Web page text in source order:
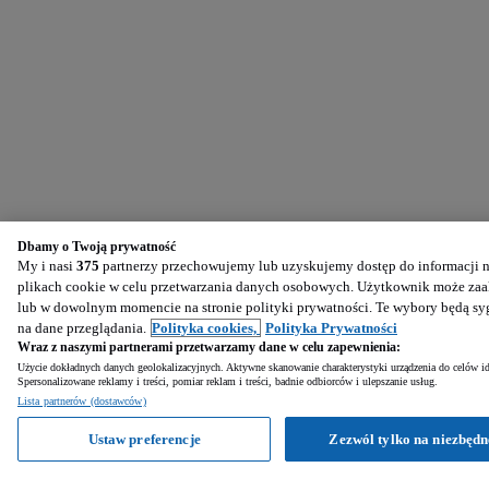
Dbamy o Twoją prywatność
My i nasi 375 partnerzy przechowujemy lub uzyskujemy dostęp do
plikach cookie w celu przetwarzania danych osobowych. Użytkownik może
lub w dowolnym momencie na stronie polityki prywatności. Te wybory będą
na dane przeglądania. Polityka cookies, Polityka Prywatności
Wraz z naszymi partnerami przetwarzamy dane w celu zapewnienia:
Użycie dokładnych danych geolokalizacyjnych. Aktywne skanowanie charakterystyki urządzenia do
Spersonalizowane reklamy i treści, pomiar reklam i treści, badnie odbiorców i ulepszanie usług.
Lista partnerów (dostawców)
Zezwól tylko na
Ustaw preferencje